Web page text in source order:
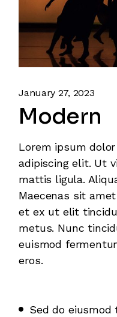
January 27, 2023
Modern
Lorem ipsum
adipiscing elit. Ut
mattis ligula.
Maecenas sit
et ex ut elit
metus. Nunc
euismod
eros.
Sed do eiusmod